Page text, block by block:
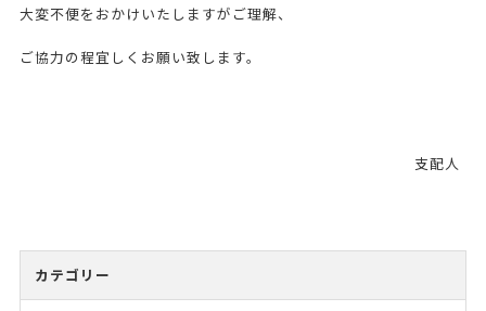
大変不便をおかけいたしますがご理解、
ご協力の程宜しくお願い致します。
支配人
カテゴリー